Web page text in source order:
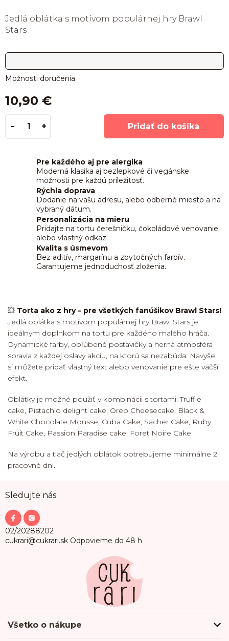
10,90 €
Možnosti doručenia
Pridať do košíka
Jedlá oblátka s motívom populárnej hry Brawl
Stars
Pre každého aj pre alergika
Moderná klasika aj bezlepkové či vegánske
možnosti pre každú príležitosť.
Rýchla doprava
Dodanie na vašu adresu, alebo odberné miesto a na
vybraný dátum.
Personalizácia na mieru
Pridajte na tortu čerešničku, čokoládové venovanie
alebo vlastný odkaz.
Kvalita s úsmevom
Bez aditív, margarínu a zbytočných farbív.
Garantujeme jednoduchosť zloženia.
💥 Torta ako z hry – pre všetkých fanúšikov Brawl Stars!
Jedlá oblátka s motívom populárnej hry Brawl Stars je
ideálnym doplnkom na tortu pre každého malého hráča.
Dynamické farby, obľúbené postavičky a herná atmosféra
spravia z každej oslavy akciu, na ktorú sa nezabúda. Navyše
si môžete pridať vlastný text alebo venovanie pre ešte väčší
efekt.
Oblátky je možné použiť v kombinácii s tortami: Truffle
cake, Pistachio delight cake, Oreo Cheesecake, Black &
White Chocolate Mousse, Cuba Cake, Sacher Cake, Ruby
Fruit Cake, Passion Paradise cake, Foret Noire Cake
Na výrobu a tlač jedlých oblátok potrebujeme minimálne 2
pracovné dni.
Sledujte nás
02/20288202
cukrari@cukrari.sk Odpovieme do 48 h
Všetko o nákupe